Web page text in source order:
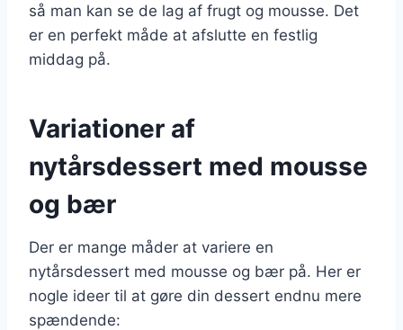
så man kan se de lag af frugt og mousse. Det
er en perfekt måde at afslutte en festlig
middag på.
Variationer af
nytårsdessert med mousse
og bær
Der er mange måder at variere en
nytårsdessert med mousse og bær på. Her er
nogle ideer til at gøre din dessert endnu mere
spændende: